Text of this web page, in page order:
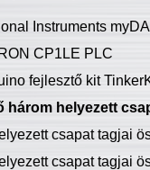
Instruments
CP1LE PLC
fejlesztő kit
három helyezett
csapat tagjai
csapat tagjai